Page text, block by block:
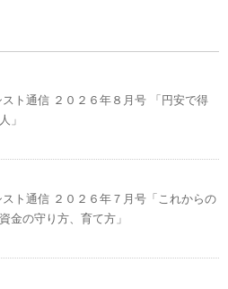
ト通信 ２０２６年８月号 「円安で得
」
ト通信 ２０２６年７月号「これからの
金の守り方、育て方」